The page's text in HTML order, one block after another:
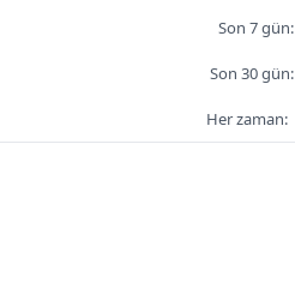
Son 7 gün:
Son 30 gün:
Her zaman: